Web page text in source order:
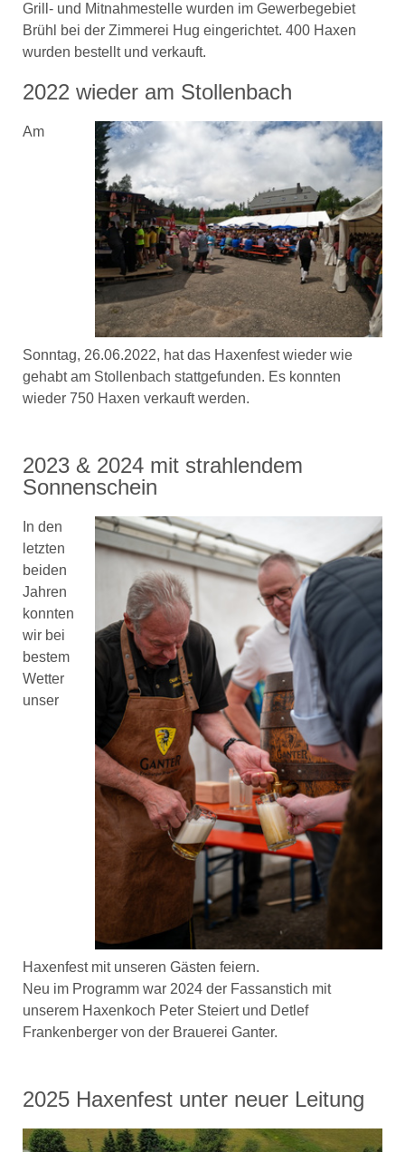
Grill- und Mitnahmestelle wurden im Gewerbegebiet
Brühl bei der Zimmerei Hug eingerichtet. 400 Haxen
wurden bestellt und verkauft.
2022 wieder am Stollenbach
Am
Sonntag, 26.06.2022, hat das Haxenfest wieder wie
gehabt am Stollenbach stattgefunden. Es konnten
wieder 750 Haxen verkauft werden.
2023 & 2024 mit strahlendem
Sonnenschein
In den
letzten
beiden
Jahren
konnten
wir bei
bestem
Wetter
unser
Haxenfest mit unseren Gästen feiern.
Neu im Programm war 2024 der Fassanstich mit
unserem Haxenkoch Peter Steiert und Detlef
Frankenberger von der Brauerei Ganter.
2025 Haxenfest unter neuer Leitung